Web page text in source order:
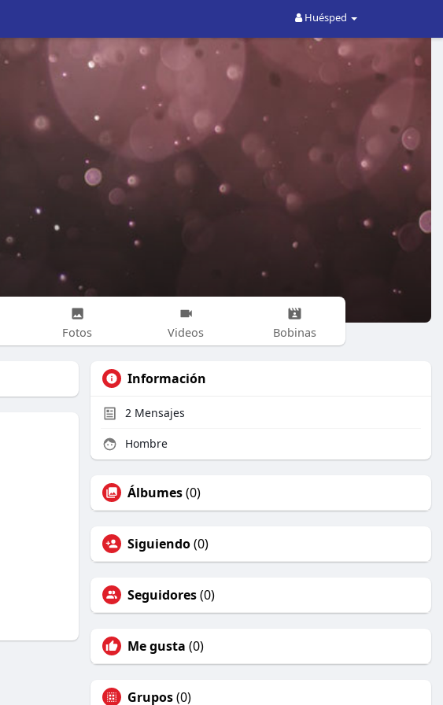
Huésped
Fotos Videos Bobinas
Información
2 Mensajes
Hombre
Álbumes(0)
Siguiendo(0)
Seguidores(0)
Me gusta (0)
Grupos(0)